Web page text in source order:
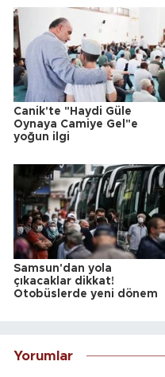
Canik'te "Haydi Güle
Oynaya Camiye Gel"e
yoğun ilgi
Samsun'dan yola
çıkacaklar dikkat!
Otobüslerde yeni dönem
Yorumlar